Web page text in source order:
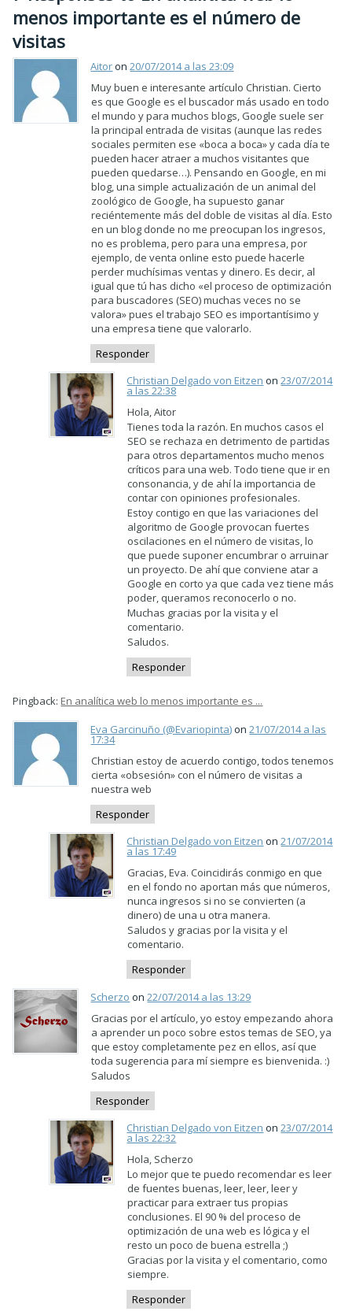
menos importante es el número de
visitas
Aitoron20/07/2014 a las 23:09
Muy buen e interesante artículo Christian. Cierto
es que Google es el buscador más usado en todo
el mundo y para muchos blogs, Google suele ser
la principal entrada de visitas (aunque las redes
sociales permiten ese «boca a boca» y cada día te
pueden hacer atraer a muchos visitantes que
pueden quedarse…). Pensando en Google, en mi
blog, una simple actualización de un animal del
zoológico de Google, ha supuesto ganar
reciéntemente más del doble de visitas al día. Esto
en un blog donde no me preocupan los ingresos,
no es problema, pero para una empresa, por
ejemplo, de venta online esto puede hacerle
perder muchísimas ventas y dinero. Es decir, al
igual que tú has dicho «el proceso de optimización
para buscadores (SEO) muchas veces no se
valora» pues el trabajo SEO es importantísimo y
una empresa tiene que valorarlo.
Responder
Christian Delgado von Eitzen on23/07/2014
a las 22:38
Hola, Aitor
Tienes toda la razón. En muchos casos el
SEO se rechaza en detrimento de partidas
para otros departamentos mucho menos
críticos para una web. Todo tiene que ir en
consonancia, y de ahí la importancia de
contar con opiniones profesionales.
Estoy contigo en que las variaciones del
algoritmo de Google provocan fuertes
oscilaciones en el número de visitas, lo
que puede suponer encumbrar o arruinar
un proyecto. De ahí que conviene atar a
Google en corto ya que cada vez tiene más
poder, queramos reconocerlo o no.
Muchas gracias por la visita y el
comentario.
Saludos.
Responder
Pingback: En analítica web lo menos importante es ...
Eva Garcinuño (@Evariopinta)on21/07/2014 a las
17:34
Christian estoy de acuerdo contigo, todos tenemos
cierta «obsesión» con el número de visitas a
nuestra web
Responder
Christian Delgado von Eitzen on21/07/2014
a las 17:49
Gracias, Eva. Coincidirás conmigo en que
en el fondo no aportan más que números,
nunca ingresos si no se convierten (a
dinero) de una u otra manera.
Saludos y gracias por la visita y el
comentario.
Responder
Scherzo on22/07/2014 a las 13:29
Gracias por el artículo, yo estoy empezando ahora
a aprender un poco sobre estos temas de SEO, ya
que estoy completamente pez en ellos, así que
toda sugerencia para mí siempre es bienvenida. :)
Saludos
Responder
Christian Delgado von Eitzen on23/07/2014
a las 22:32
Hola, Scherzo
Lo mejor que te puedo recomendar es leer
de fuentes buenas, leer, leer, leer y
practicar para extraer tus propias
conclusiones. El 90 % del proceso de
optimización de una web es lógica y el
resto un poco de buena estrella ;)
Gracias por la visita y el comentario, como
siempre.
Responder